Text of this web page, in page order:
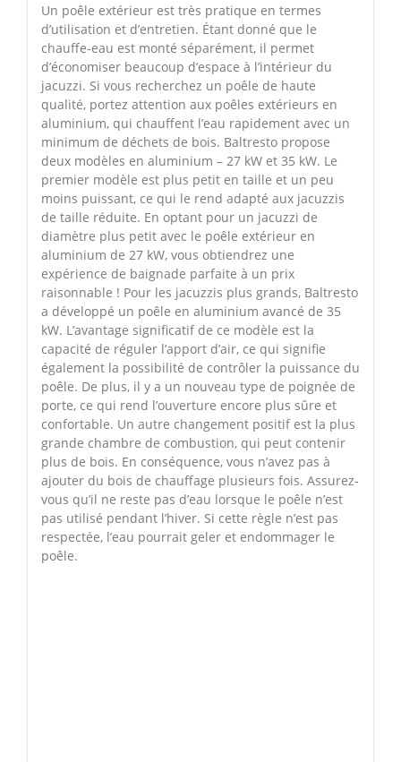
Un poêle extérieur est très pratique en termes
d’utilisation et d’entretien. Étant donné que le
chauffe-eau est monté séparément, il permet
d’économiser beaucoup d’espace à l’intérieur du
jacuzzi. Si vous recherchez un poêle de haute
qualité, portez attention aux poêles extérieurs en
aluminium, qui chauffent l’eau rapidement avec un
minimum de déchets de bois. Baltresto propose
deux modèles en aluminium – 27 kW et 35 kW. Le
premier modèle est plus petit en taille et un peu
moins puissant, ce qui le rend adapté aux jacuzzis
de taille réduite. En optant pour un jacuzzi de
diamètre plus petit avec le poêle extérieur en
aluminium de 27 kW, vous obtiendrez une
expérience de baignade parfaite à un prix
raisonnable ! Pour les jacuzzis plus grands, Baltresto
a développé un poêle en aluminium avancé de 35
kW. L’avantage significatif de ce modèle est la
capacité de réguler l’apport d’air, ce qui signifie
également la possibilité de contrôler la puissance du
poêle. De plus, il y a un nouveau type de poignée de
porte, ce qui rend l’ouverture encore plus sûre et
confortable. Un autre changement positif est la plus
grande chambre de combustion, qui peut contenir
plus de bois. En conséquence, vous n’avez pas à
ajouter du bois de chauffage plusieurs fois. Assurez-
vous qu’il ne reste pas d’eau lorsque le poêle n’est
pas utilisé pendant l’hiver. Si cette règle n’est pas
respectée, l’eau pourrait geler et endommager le
poêle.